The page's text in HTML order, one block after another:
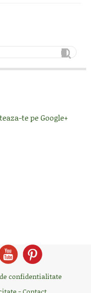
te pe Google+
confidentialitate